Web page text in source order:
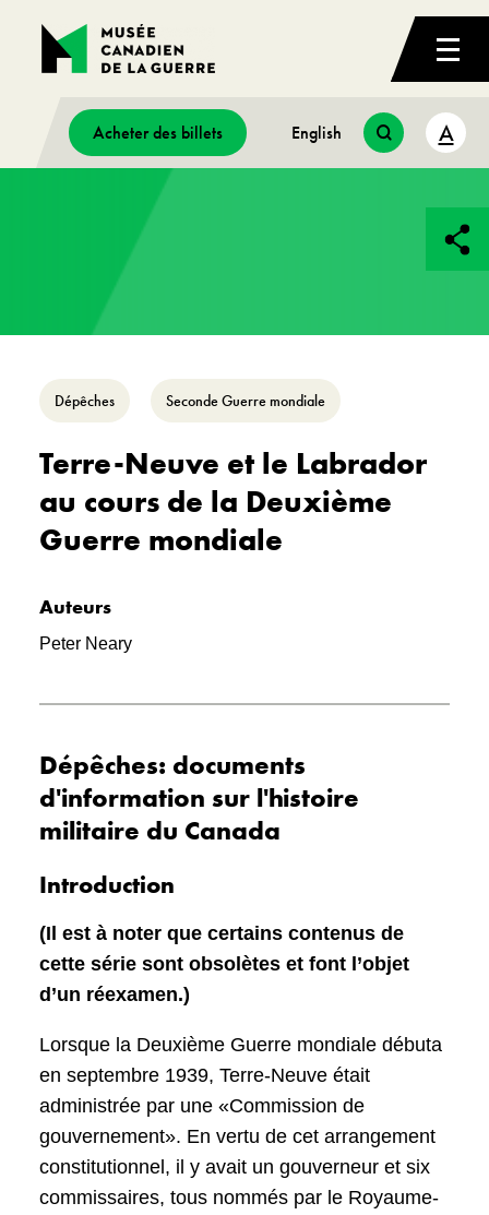
Acheter des billets English A
Dépêches Seconde Guerre mondiale
Terre-Neuve et le Labrador
au cours de la Deuxième
Guerre mondiale
Auteurs
Peter Neary
Dépêches: documents
d'information sur l'histoire
militaire du Canada
Introduction
(Il est à noter que certains contenus de
cette série sont obsolètes et font l’objet
d’un réexamen.)
Lorsque la Deuxième Guerre mondiale débuta
en septembre 1939, Terre-Neuve était
administrée par une «Commission de
gouvernement». En vertu de cet arrangement
constitutionnel, il y avait un gouverneur et six
commissaires, tous nommés par le Royaume-